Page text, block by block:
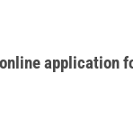
application